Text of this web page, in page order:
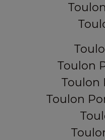
Toulon
Toulon
Toulon